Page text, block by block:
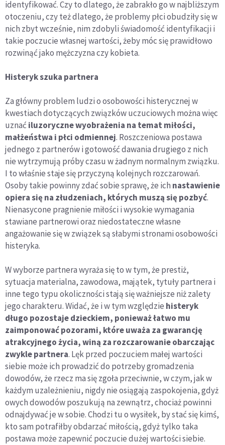
identyfikować. Czy to dlatego, że zabrakło go w najbliższym
otoczeniu, czy też dlatego, że problemy płci obudziły się w
nich zbyt wcześnie, nim zdobyli świadomość identyfikacji i
takie poczucie własnej wartości, żeby móc się prawidłowo
rozwinąć jako mężczyzna czy kobieta.
Histeryk szuka partnera
Za główny problem ludzi o osobowości histerycznej w
kwestiach dotyczących związków uczuciowych można więc
uznać iluzoryczne wyobrażenia na temat miłości,
małżeństwa i płci odmiennej. Roszczeniowa postawa
jednego z partnerów i gotowość dawania drugiego z nich
nie wytrzymują próby czasu w żadnym normalnym związku.
I to właśnie staje się przyczyną kolejnych rozczarowań.
Osoby takie powinny zdać sobie sprawę, że ich nastawienie
opiera się na złudzeniach, których muszą się pozbyć.
Nienasycone pragnienie miłości i wysokie wymagania
stawiane partnerowi oraz niedostateczne własne
angażowanie się w związek są słabymi stronami osobowości
histeryka.
W wyborze partnera wyraża się to w tym, że prestiż,
sytuacja materialna, zawodowa, majątek, tytuły partnera i
inne tego typu okoliczności stają się ważniejsze niż zalety
jego charakteru. Widać, że i w tym względzie histeryk
długo pozostaje dzieckiem, ponieważ łatwo mu
zaimponować pozorami, które uważa za gwarancję
atrakcyjnego życia, winą za rozczarowanie obarczając
zwykle partnera. Lęk przed poczuciem małej wartości
siebie może ich prowadzić do potrzeby gromadzenia
dowodów, że rzecz ma się zgoła przeciwnie, w czym, jak w
każdym uzależnieniu, nigdy nie osiągają zaspokojenia, gdyż
owych dowodów poszukują na zewnątrz, chociaż powinni
odnajdywać je w sobie. Chodzi tu o wysiłek, by stać się kimś,
kto sam potrafiłby obdarzać miłością, gdyż tylko taka
postawa może zapewnić poczucie dużej wartości siebie.